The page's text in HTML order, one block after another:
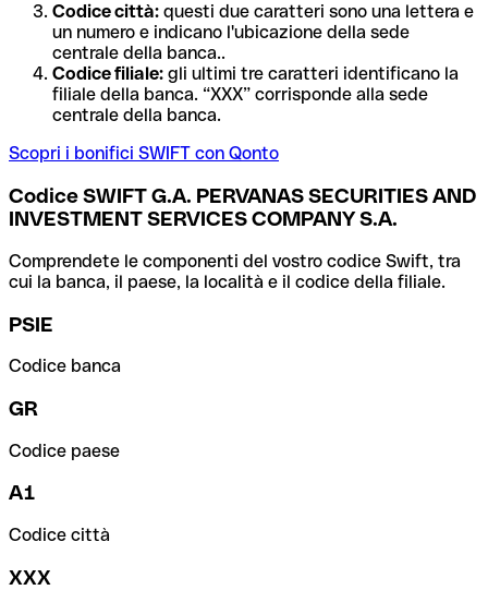
Codice città: questi due caratteri sono una lettera e
un numero e indicano l'ubicazione della sede
centrale della banca..
Codice filiale: gli ultimi tre caratteri identificano la
filiale della banca. “XXX” corrisponde alla sede
centrale della banca.
Scopri i bonifici SWIFT con Qonto
Codice SWIFT G.A. PERVANAS SECURITIES AND
INVESTMENT SERVICES COMPANY S.A.
Comprendete le componenti del vostro codice Swift, tra
cui la banca, il paese, la località e il codice della filiale.
PSIE
Codice banca
GR
Codice paese
A1
Codice città
XXX